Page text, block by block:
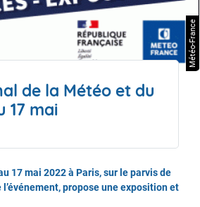
Météo-France
de la Météo et du
17 mai
17 mai 2022 à Paris, sur le parvis de
propose une exposition et